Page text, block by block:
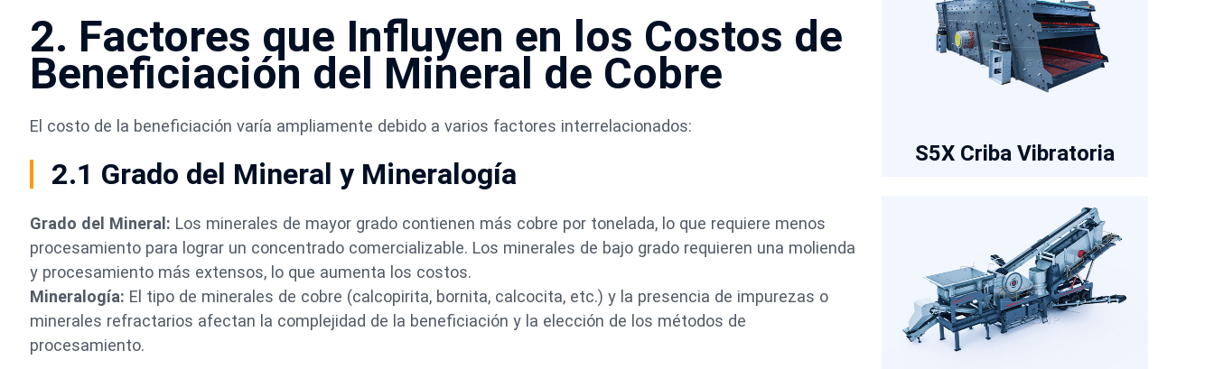
2. Factores que Influyen en los Costos de
Beneficiación del Mineral de Cobre
El costo de la beneficiación varía ampliamente debido a varios factores interrelacionados:
2.1 Grado del Mineral y Mineralogía
Grado del Mineral: Los minerales de mayor grado contienen más cobre por tonelada, lo que requiere menos
procesamiento para lograr un concentrado comercializable. Los minerales de bajo grado requieren una molienda
y procesamiento más extensos, lo que aumenta los costos.
Mineralogía: El tipo de minerales de cobre (calcopirita, bornita, calcocita, etc.) y la presencia de impurezas o
minerales refractarios afectan la complejidad de la beneficiación y la elección de los métodos de
procesamiento.
S5X Criba Vibratoria